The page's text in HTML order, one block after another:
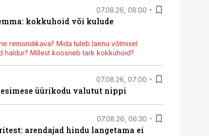
07.08.26, 08:00
kokkuhoid või kulude
remondikava? Mida tuleb laenu võtmisel
haldur? Millest koosneb tark kokkuhoid?
07.08.26, 07:00
üürikodu valutut nippi
07.08.26, 06:30
arendajad hindu langetama ei